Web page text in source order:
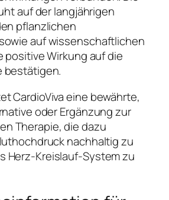
auf der langjährigen
pflanzlichen
auf wissenschaftlichen
positive Wirkung auf die
bestätigen.
CardioViva eine bewährte,
oder Ergänzung zur
Therapie, die dazu
nachhaltig zu
Herz-Kreislauf-System zu